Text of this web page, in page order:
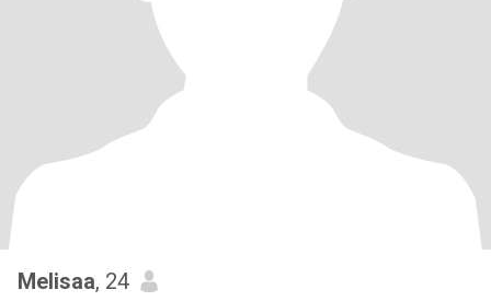
Melisaa, 24